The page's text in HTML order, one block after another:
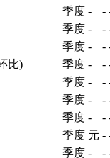
季度 - -
季度 - -
季度 - -
比)
季度 - -
季度 - -
季度 - -
季度 - -
季度 元 -
季度 - -